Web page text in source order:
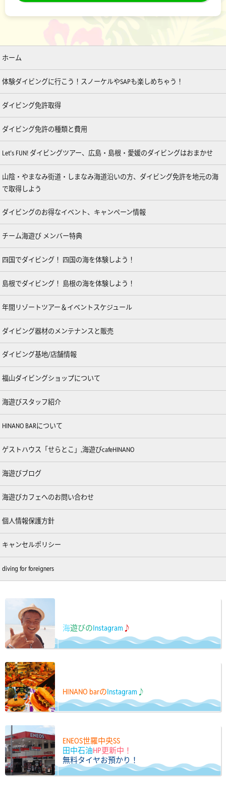
ホーム
体験ダイビングに行こう！スノーケルやSAPも楽しめちゃう！
ダイビング免許取得
ダイビング免許の種類と費用
Let’s FUN! ダイビングツアー、広島・島根・愛媛のダイビングはおまかせ
山陰・やまなみ街道・しまなみ海道沿いの方、ダイビング免許を地元の海
で取得しよう
ダイビングのお得なイベント、キャンペーン情報
チーム海遊び メンバー特典
四国でダイビング！ 四国の海を体験しよう！
島根でダイビング！ 島根の海を体験しよう！
年間リゾートツアー＆イベントスケジュール
ダイビング器材のメンテナンスと販売
ダイビング基地/店舗情報
福山ダイビングショップについて
海遊びスタッフ紹介
HINANO BARについて
ゲストハウス「せらとこ」,海遊びcafeHINANO
海遊びブログ
海遊びカフェへのお問い合わせ
個人情報保護方針
キャンセルポリシー
diving for foreigners
海遊びのInstagram ♪
HINANO barのInstagram ♪
ENEOS世羅中央SS
田中石油HP更新中！
無料タイヤお預かり！